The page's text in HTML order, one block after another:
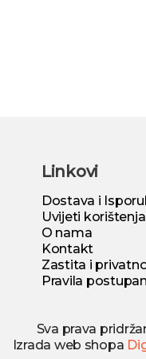
Linkovi
Dostava i
Uvijeti korištenja
O nama
Kontakt
Zastita i
Pravila
Sva prava
Izrada web shopa